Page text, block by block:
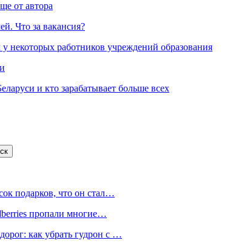
от автора
Что за вакансия?
некоторых работников учреждений образования
и кто зарабатывает больше всех
подарков, что он стал…
пропали многие…
как убрать гудрон с …